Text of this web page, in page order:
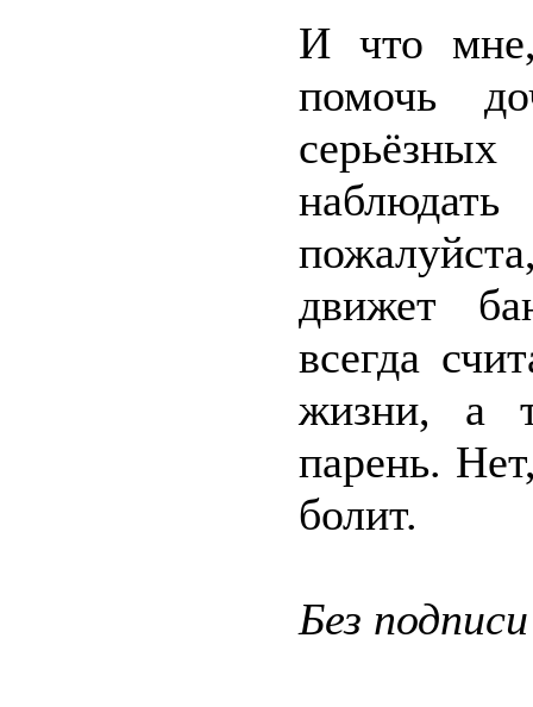
И что
помочь
движет
всегда
жизни, а
парень.
болит.
Без подписи